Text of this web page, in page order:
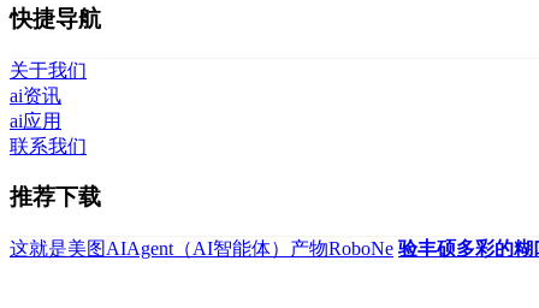
快捷导航
关于我们
ai资讯
ai应用
联系我们
推荐下载
这就是美图AIAgent（AI智能体）产物RoboNe 验丰硕多彩的糊